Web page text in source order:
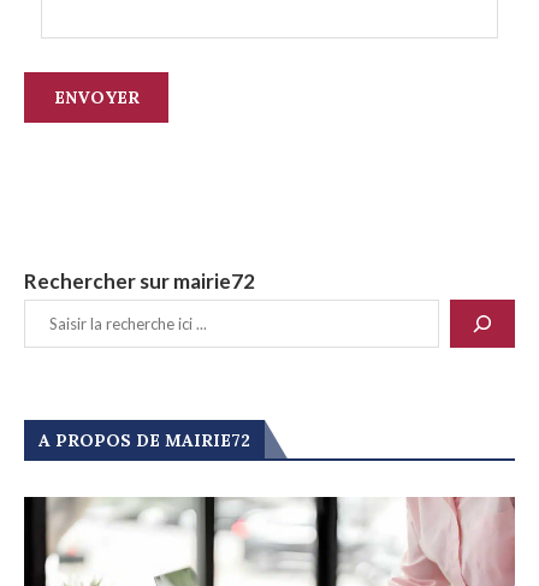
Rechercher sur mairie72
A PROPOS DE MAIRIE72